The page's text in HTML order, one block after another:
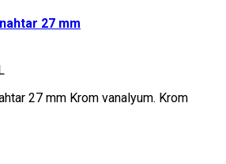
27 mm
27 mm Krom vanalyum. Krom